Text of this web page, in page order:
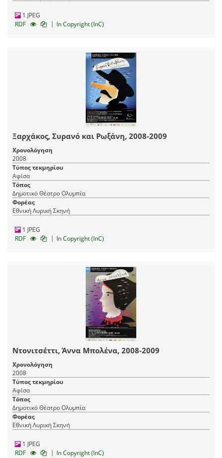
1 JPEG
RDF
| In Copyright (InC)
Ξαρχάκος, Συρανό και Ρωξάνη, 2008-2009
Χρονολόγηση
2008
Τύπος τεκμηρίου
Αφίσα
Τόπος
Δημοτικό Θέατρο Ολυμπία
Φορέας
Εθνική Λυρική Σκηνή
1 JPEG
RDF
| In Copyright (InC)
Ντονιτσέττι, Άννα Μπολένα, 2008-2009
Χρονολόγηση
2008
Τύπος τεκμηρίου
Αφίσα
Τόπος
Δημοτικό Θέατρο Ολυμπία
Φορέας
Εθνική Λυρική Σκηνή
1 JPEG
RDF
| In Copyright (InC)